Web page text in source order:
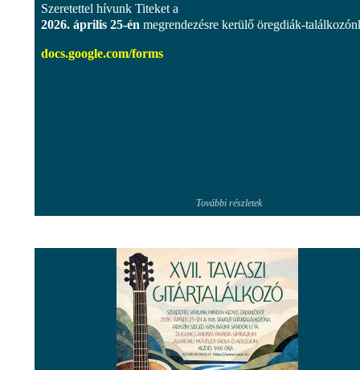
Szeretettel hívunk Titeket a
2026. április 25-én megrendezésre kerülő öregdiák-
docs.google.com/forms
További részletek